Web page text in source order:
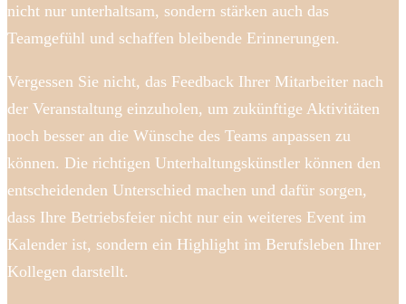
nicht nur unterhaltsam, sondern stärken auch das
Teamgefühl und schaffen bleibende Erinnerungen.
Vergessen Sie nicht, das Feedback Ihrer Mitarbeiter nach
der Veranstaltung einzuholen, um zukünftige Aktivitäten
noch besser an die Wünsche des Teams anpassen zu
können. Die richtigen Unterhaltungskünstler können den
entscheidenden Unterschied machen und dafür sorgen,
dass Ihre Betriebsfeier nicht nur ein weiteres Event im
Kalender ist, sondern ein Highlight im Berufsleben Ihrer
Kollegen darstellt.